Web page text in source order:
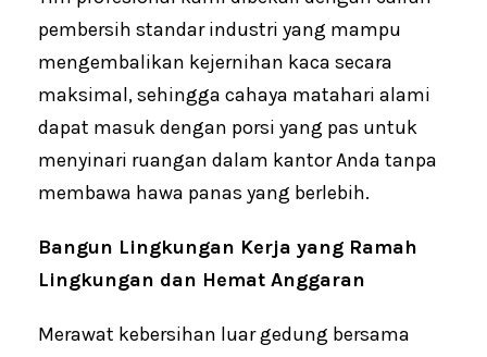
pembersih standar industri yang mampu
mengembalikan kejernihan kaca secara
maksimal, sehingga cahaya matahari alami
dapat masuk dengan porsi yang pas untuk
menyinari ruangan dalam kantor Anda tanpa
membawa hawa panas yang berlebih.
Bangun Lingkungan Kerja yang Ramah
Lingkungan dan Hemat Anggaran
Merawat kebersihan luar gedung bersama